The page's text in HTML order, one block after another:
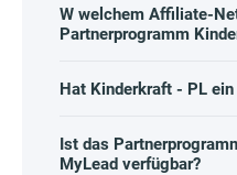
W welchem Affiliate-
Partnerprogramm
Hat Kinderkraft - PL
Ist das
MyLead verfügbar?